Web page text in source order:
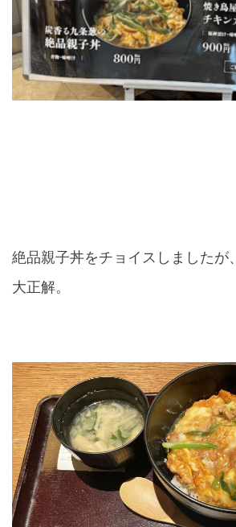
絶品親子丼をチョイスしましたが、
大正解。